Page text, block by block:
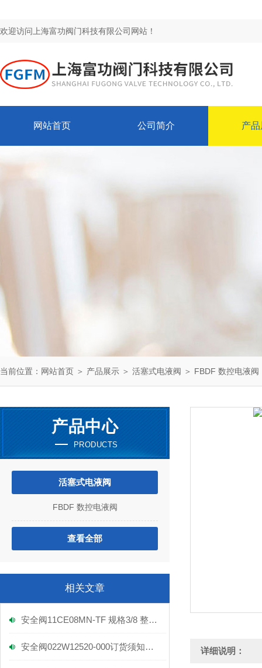
欢迎访问上海富功阀门科技有限公司网站！
网站首页 公司简介 产
当前位置： 网站首页 ＞ 产品展示 ＞ 活塞式电液阀 ＞ FBDF 数控电液阀
产品中心
PRODUCTS
活塞式电液阀
FBDF 数控电液阀
查看全部
相关文章
安全阀11CE08MN-TF 规格3/8 整定压力1.9MPA
安全阀022W12520-000订货须知及厂家报价 详细说明：